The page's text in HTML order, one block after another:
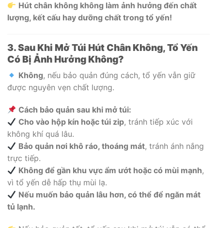
Hút chân không không làm ảnh hưởng đến chất
lượng, kết cấu hay dưỡng chất trong tổ yến!
3. Sau Khi Mở Túi Hút Chân Không, Tổ Yến
Có Bị Ảnh Hưởng Không?
Không, nếu bảo quản đúng cách, tổ yến vẫn giữ
được nguyên vẹn chất lượng.
Cách bảo quản sau khi mở túi:
Cho vào hộp kín hoặc túi zip, tránh tiếp xúc với
không khí quá lâu.
Bảo quản nơi khô ráo, thoáng mát, tránh ánh nắng
trực tiếp.
Không để gần khu vực ẩm ướt hoặc có mùi mạnh,
vì tổ yến dễ hấp thụ mùi lạ.
Nếu muốn bảo quản lâu hơn, có thể để ngăn mát
tủ lạnh.